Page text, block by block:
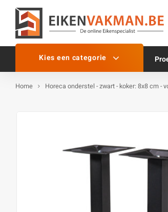
Kies een categorie
Home Horeca onderstel - zwart - koker: 8x8 cm -